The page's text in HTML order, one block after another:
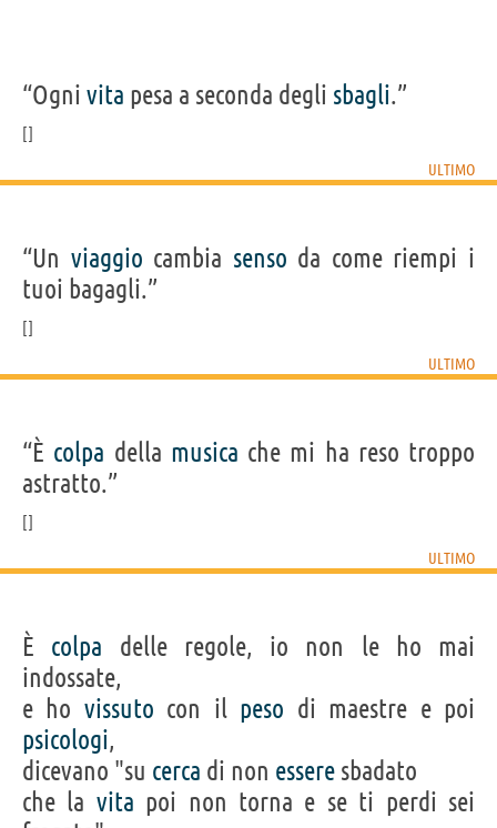
“Ogni vita pesa a seconda degli sbagli.”
ULTIMO
“Un viaggio cambia senso da come riempi i
tuoi bagagli.”
ULTIMO
“È colpa della musica che mi ha reso troppo
astratto.”
ULTIMO
È colpa delle regole, io non le ho mai
indossate,
e ho vissuto con il peso di maestre e poi
psicologi,
dicevano "su cerca di non essere sbadato
che la vita poi non torna e se ti perdi sei